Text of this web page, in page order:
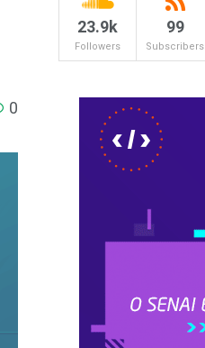
0
23.9k
Followers
99
Subscribers